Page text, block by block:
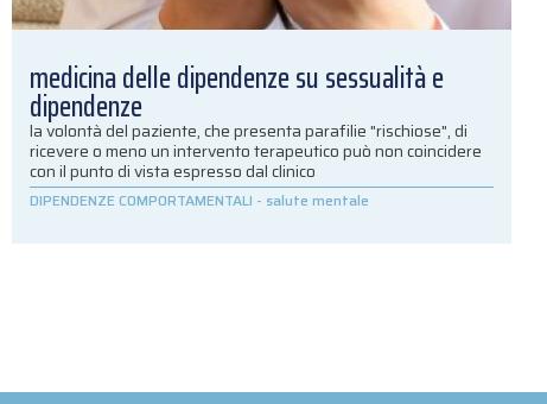
medicina delle dipendenze su sessualità e
dipendenze
la volontà del paziente, che presenta parafilie "rischiose", di
ricevere o meno un intervento terapeutico può non coincidere
con il punto di vista espresso dal clinico
DIPENDENZE COMPORTAMENTALI - salute mentale